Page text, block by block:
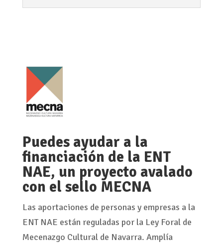
Puedes ayudar a la
financiación de la ENT
NAE, un proyecto avalado
con el sello MECNA
Las aportaciones de personas y empresas a la
ENT NAE están reguladas por la Ley Foral de
Mecenazgo Cultural de Navarra. Amplía